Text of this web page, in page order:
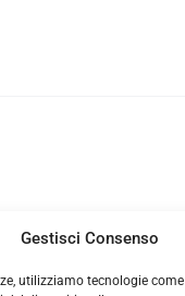
Gestisci Consenso
utilizziamo tecnologie